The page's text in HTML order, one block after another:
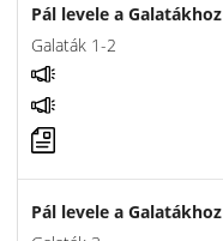
Pál levele a Galatákhoz
Galaták 1-2
Pál levele a Galatákhoz